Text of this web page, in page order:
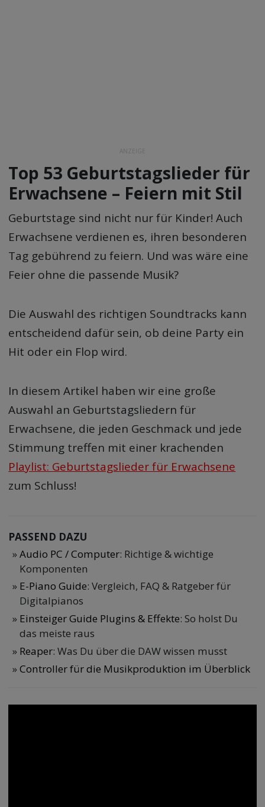
ANZEIGE
Top 53 Geburtstagslieder für
Erwachsene – Feiern mit Stil
Geburtstage sind nicht nur für Kinder! Auch
Erwachsene verdienen es, ihren besonderen
Tag gebührend zu feiern. Und was wäre eine
Feier ohne die passende Musik?
Die Auswahl des richtigen Soundtracks kann
entscheidend dafür sein, ob deine Party ein
Hit oder ein Flop wird.
In diesem Artikel haben wir eine große
Auswahl an Geburtstagsliedern für
Erwachsene, die jeden Geschmack und jede
Stimmung treffen mit einer krachenden
Playlist: Geburtstagslieder für Erwachsene
zum Schluss!
PASSEND DAZU
Audio PC / Computer: Richtige & wichtige
Komponenten
E-Piano Guide: Vergleich, FAQ & Ratgeber für
Digitalpianos
Einsteiger Guide Plugins & Effekte: So holst Du
das meiste raus
Reaper: Was Du über die DAW wissen musst
Controller für die Musikproduktion im Überblick